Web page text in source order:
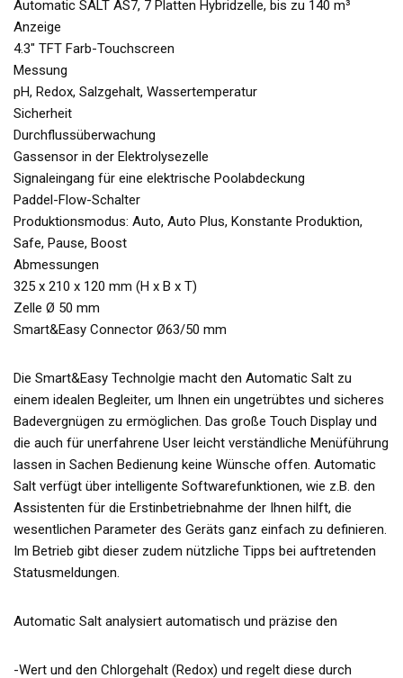
Automatic SALT AS7, 7 Platten Hybridzelle, bis zu 140 m³
Anzeige
4.3″ TFT Farb-Touchscreen
Messung
pH, Redox, Salzgehalt, Wassertemperatur
Sicherheit
Durchflussüberwachung
Gassensor in der Elektrolysezelle
Signaleingang für eine elektrische Poolabdeckung
Paddel-Flow-Schalter
Produktionsmodus: Auto, Auto Plus, Konstante Produktion,
Safe, Pause, Boost
Abmessungen
325 x 210 x 120 mm (H x B x T)
Zelle Ø 50 mm
Smart&Easy Connector Ø63/50 mm
Die Smart&Easy Technolgie macht den Automatic Salt zu
einem idealen Begleiter, um Ihnen ein ungetrübtes und sicheres
Badevergnügen zu ermöglichen. Das große Touch Display und
die auch für unerfahrene User leicht verständliche Menüführung
lassen in Sachen Bedienung keine Wünsche offen. Automatic
Salt verfügt über intelligente Softwarefunktionen, wie z.B. den
Assistenten für die Erstinbetriebnahme der Ihnen hilft, die
wesentlichen Parameter des Geräts ganz einfach zu definieren.
Im Betrieb gibt dieser zudem nützliche Tipps bei auftretenden
Statusmeldungen.
Automatic Salt analysiert automatisch und präzise den
-Wert und den Chlorgehalt (Redox) und regelt diese durch